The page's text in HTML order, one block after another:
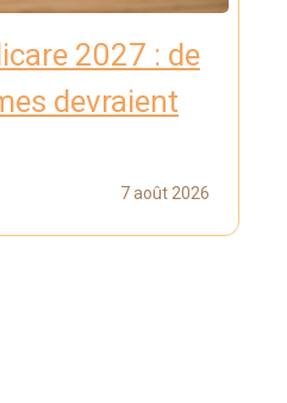
2027 : de
devraient
7 août 2026